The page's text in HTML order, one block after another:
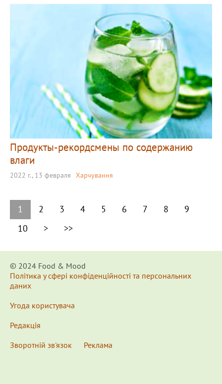
Продукты-рекордсмены по содержанию
влаги
2022 г., 13 февраля Харчування
1 2 3 4 5 6 7 8
9
10
> >>
© 2024 Food & Мood
Політика у сфері конфіденційності та персональних
даних
Угода користувача
Редакція
Зворотній зв'язок
Реклама